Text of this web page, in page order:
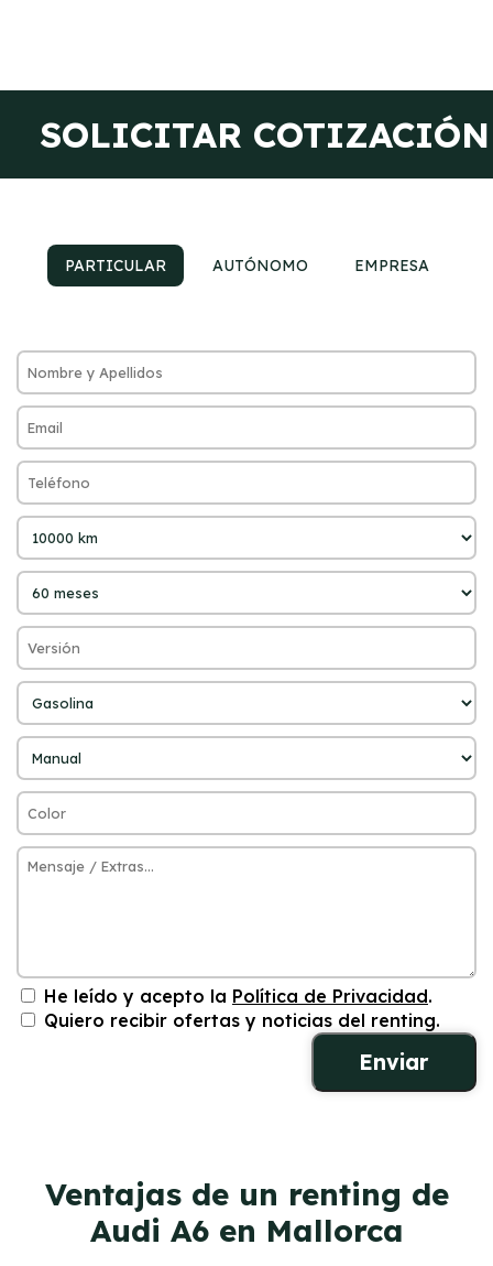
SOLICITAR COTIZACIÓN
PARTICULAR AUTÓNOMO EMPRESA
He leído y acepto la Política de Privacidad.
Quiero recibir ofertas y noticias del renting.
Ventajas de un renting de
Audi A6 en Mallorca